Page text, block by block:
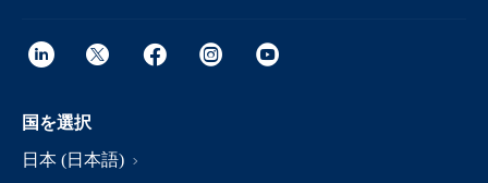
国を選択
日本 (日本語)